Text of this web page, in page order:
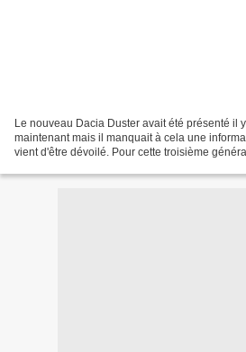
Le nouveau Dacia Duster avait été présenté il
maintenant mais il manquait à cela une
vient d'être dévoilé. Pour cette troisième